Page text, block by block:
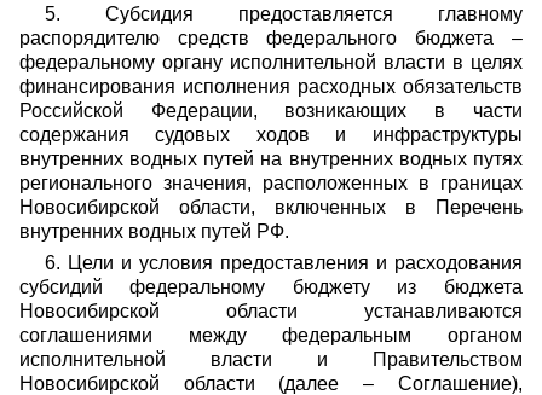
5. Субсидия предоставляется главному
распорядителю средств федерального бюджета –
федеральному органу исполнительной власти в целях
финансирования исполнения расходных обязательств
Российской Федерации, возникающих в части
содержания судовых ходов и инфраструктуры
внутренних водных путей на внутренних водных путях
регионального значения, расположенных в границах
Новосибирской области, включенных в Перечень
внутренних водных путей РФ.
6. Цели и условия предоставления и расходования
субсидий федеральному бюджету из бюджета
Новосибирской области устанавливаются
соглашениями между федеральным органом
исполнительной власти и Правительством
Новосибирской области (далее – Соглашение),